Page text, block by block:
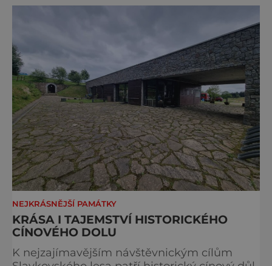
některé události spojené s touto významnou
NEJKRÁSNĚJŠÍ PAMÁTKY
KRÁSA I TAJEMSTVÍ HISTORICKÉHO
CÍNOVÉHO DOLU
K nejzajímavějším návštěvnickým cílům